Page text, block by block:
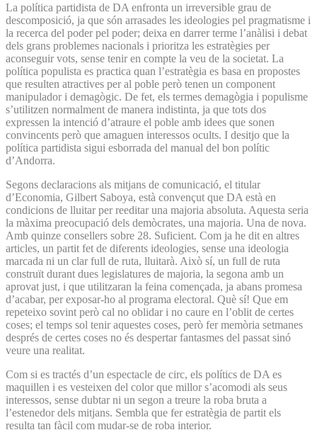
La política partidista de DA enfronta un irreversible grau de
descomposició, ja que són arrasades les ideologies pel pragmatisme i
la recerca del poder pel poder; deixa en darrer terme l’anàlisi i debat
dels grans problemes nacionals i prioritza les estratègies per
aconseguir vots, sense tenir en compte la veu de la societat. La
política populista es practica quan l’estratègia es basa en propostes
que resulten atractives per al poble però tenen un component
manipulador i demagògic. De fet, els termes demagògia i populisme
s’utilitzen normalment de manera indistinta, ja que tots dos
expressen la intenció d’atraure el poble amb idees que sonen
convincents però que amaguen interessos ocults. I desitjo que la
política partidista sigui esborrada del manual del bon polític
d’Andorra.
Segons declaracions als mitjans de comunicació, el titular
d’Economia, Gilbert Saboya, està convençut que DA està en
condicions de lluitar per reeditar una majoria absoluta. Aquesta seria
la màxima preocupació dels demòcrates, una majoria. Una de nova.
Amb quinze consellers sobre 28. Suficient. Com ja he dit en altres
articles, un partit fet de diferents ideologies, sense una ideologia
marcada ni un clar full de ruta, lluitarà. Això sí, un full de ruta
construït durant dues legislatures de majoria, la segona amb un
aprovat just, i que utilitzaran la feina començada, ja abans promesa
d’acabar, per exposar-ho al programa electoral. Què sí! Que em
repeteixo sovint però cal no oblidar i no caure en l’oblit de certes
coses; el temps sol tenir aquestes coses, però fer memòria setmanes
després de certes coses no és despertar fantasmes del passat sinó
veure una realitat.
Com si es tractés d’un espectacle de circ, els polítics de DA es
maquillen i es vesteixen del color que millor s’acomodi als seus
interessos, sense dubtar ni un segon a treure la roba bruta a
l’estenedor dels mitjans. Sembla que fer estratègia de partit els
resulta tan fàcil com mudar-se de roba interior.